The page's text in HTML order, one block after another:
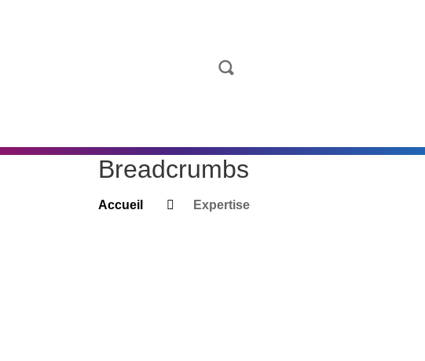
Breadcrumbs
Accueil Expertise